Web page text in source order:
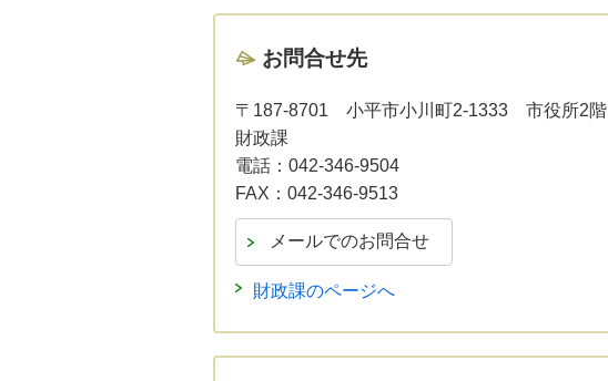
お問合せ先
〒187-8701 小平市小川町2-1333 市役所2階
財政課
電話： 042-346-9504
FAX： 042-346-9513
財政課のページへ